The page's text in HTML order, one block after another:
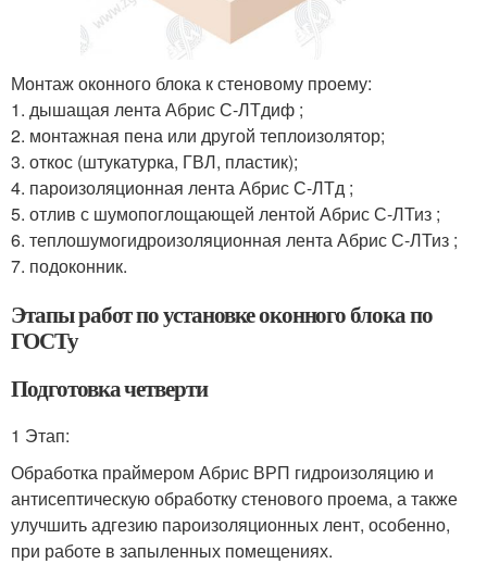
Монтаж оконного блока к стеновому проему:
1. дышащая лента Абрис С-ЛТдиф ;
2. монтажная пена или другой теплоизолятор;
3. откос (штукатурка, ГВЛ, пластик);
4. пароизоляционная лента Абрис С-ЛТд ;
5. отлив с шумопоглощающей лентой Абрис С-ЛТиз ;
6. теплошумогидроизоляционная лента Абрис С-ЛТиз ;
7. подоконник.
Этапы работ по установке оконного блока по
ГОСТу
Подготовка четверти
1 Этап:
Обработка праймером Абрис ВРП гидроизоляцию и
антисептическую обработку стенового проема, а также
улучшить адгезию пароизоляционных лент, особенно,
при работе в запыленных помещениях.